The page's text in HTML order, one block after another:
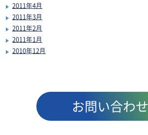
2011年4月
2011年3月
2011年2月
2011年1月
2010年12月
お問い合わせ